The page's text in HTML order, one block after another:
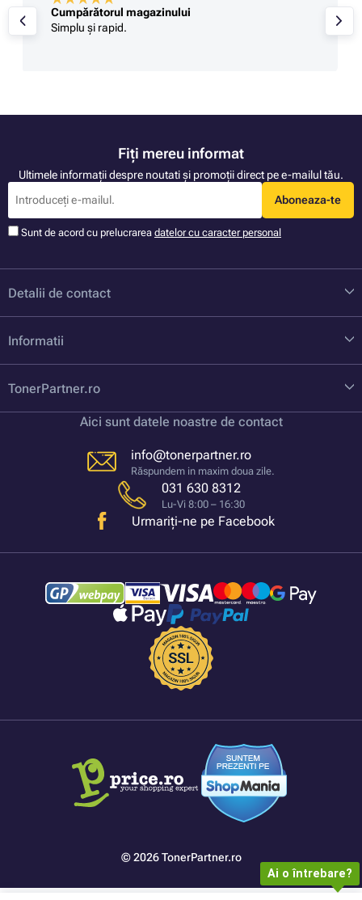
Cumpărătorul magazinului
Simplu și rapid.
Fiți mereu informat
Ultimele informații despre noutati și promoții direct pe e-mailul tău.
Aboneaza-te
Sunt de acord cu prelucrarea datelor cu caracter personal
Detalii de contact
Informatii
TonerPartner.ro
Aici sunt datele noastre de contact
info@tonerpartner.ro
Răspundem in maxim doua zile.
031 630 8312
Lu-Vi 8:00 – 16:30
Urmariți-ne pe Facebook
© 2026 TonerPartner.ro
Ai o întrebare?